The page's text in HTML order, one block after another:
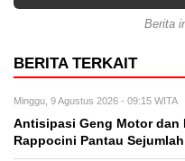
Berita
BERITA TERKAIT
Minggu, 9 Agustus 2026 - 09:15 WITA
Antisipasi Geng Motor dan
Rappocini Pantau